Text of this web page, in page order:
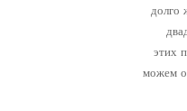
долго
этих
можем